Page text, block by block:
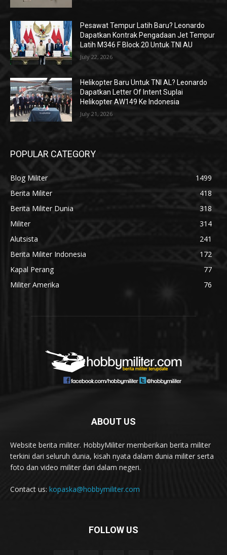
Pesawat Tempur Latih Baru? Leonardo
Dapatkan Kontrak Pengadaan Jet Tempur
Latih M346 F Block 20 Untuk TNI AU
July 22, 2026
Helikopter Baru Untuk TNI AL? Leonardo
Dapatkan Letter Of Intent Suplai
Helikopter AW149 Ke Indonesia
July 21, 2026
POPULAR CATEGORY
Blog Militer
1499
Berita Militer
418
Berita Militer Dunia
318
Militer
314
Alutsista
241
Berita Militer Indonesia
172
Kapal Perang
77
Militer Amerika
76
ABOUT US
Website berita militer. HobbyMiliter memberikan berita militer
terkini dari seluruh dunia, kisah nyata dalam dunia militer serta
foto dan video militer dari dalam negeri.
Contact us: kopaska@hobbymiliter.com
FOLLOW US